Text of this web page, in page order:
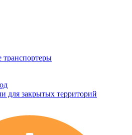
транспортеры
для закрытых территорий